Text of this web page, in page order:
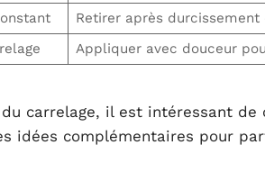
Retirer après
Appliquer avec douceur
carrelage, il est intéressant de
idées complémentaires pour